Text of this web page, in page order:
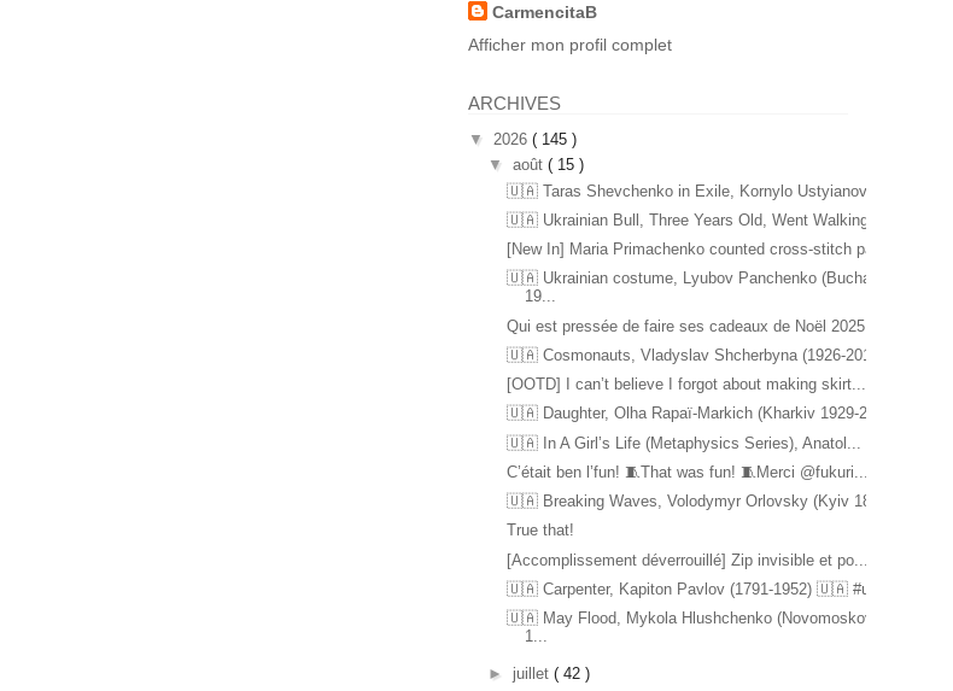
CarmencitaB
Afficher mon profil complet
ARCHIVES
▼ 2026 ( 145 )
▼ août ( 15 )
🇺🇦 Taras Shevchenko in Exile, Kornylo Ustyianovy...
🇺🇦 Ukrainian Bull, Three Years Old, Went Walking...
[New In] Maria Primachenko counted cross-stitch pa...
🇺🇦 Ukrainian costume, Lyubov Panchenko (Bucha
19...
Qui est pressée de faire ses cadeaux de Noël 2025 ...
🇺🇦 Cosmonauts, Vladyslav Shcherbyna (1926-2017) ...
[OOTD] I can’t believe I forgot about making skirt...
🇺🇦 Daughter, Olha Rapaï-Markich (Kharkiv 1929-20...
🇺🇦 In A Girl’s Life (Metaphysics Series), Anatol...
C’était ben l’fun! 🧵That was fun! 🧵Merci @fukuri...
🇺🇦 Breaking Waves, Volodymyr Orlovsky (Kyiv 1842...
True that!
[Accomplissement déverrouillé] Zip invisible et po...
🇺🇦 Carpenter, Kapiton Pavlov (1791-1952) 🇺🇦 #u...
🇺🇦 May Flood, Mykola Hlushchenko (Novomoskovsk
1...
► juillet ( 42 )